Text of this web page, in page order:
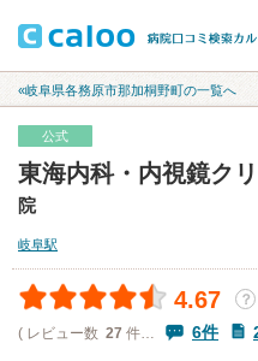
«岐阜県各務原市那加桐野町の一覧へ
公式
東海内科・内視鏡ク
院
岐阜駅
4.67
？
( レビュー数 27 件… 6件